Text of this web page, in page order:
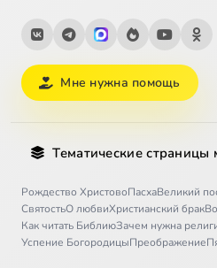
Мне нужна помощь
Тематические страницы
Рождество ХристовоПасхаВеликий
СвятостьО любвиХристианский брак
Как читать БиблиюЗачем нужна
Успение БогородицыПреображение